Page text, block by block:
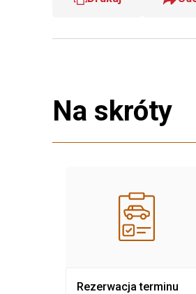
Na skróty
Rezerwacja terminu